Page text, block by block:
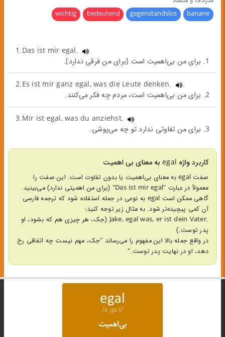
banane
gegenstandslos
bedeutend
wichtig
1.Das ist mir egal.
1. برای من بی‌اهمیت است [برای من فرقی ندارد].
2.Es ist mir ganz egal, was die Leute denken.
2. برای من بی‌اهمیت است، مردم چه فکر می‌کنند.
3.Mir ist egal, was du anziehst.
3. برای من تفاوتی ندارد تو چه می‌پوشی.
کاربرد واژه egal به معنای بی اهمیت
صفت egal به معنای بی‌اهمیت یا بدون تفاوت است. این صفت را
معمولاً در عبارت "Das ist mir egal" (برای من اهمیتی ندارد) می‌بینید.
گاهی ممکن است egal به نوعی در جمله استفاده شود که ترجمه فارسی
آن کمی پیچیده‌تر شود. به مثال زیر توجه کنید:
.Jake, egal was, er ist dein Vater (جک، هر چیزی هم که بشود، او
پدر توست.)
در واقع جمله بالا این مفهوم را می‌رساند "جک، مهم نیست چه اتفاقی رخ
دهد، او در نهایت پدر توست."